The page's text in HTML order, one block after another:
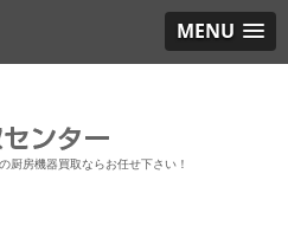
MENU
厨房機器買取ならお任せ下さい！